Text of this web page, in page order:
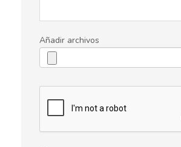
Añadir archivos